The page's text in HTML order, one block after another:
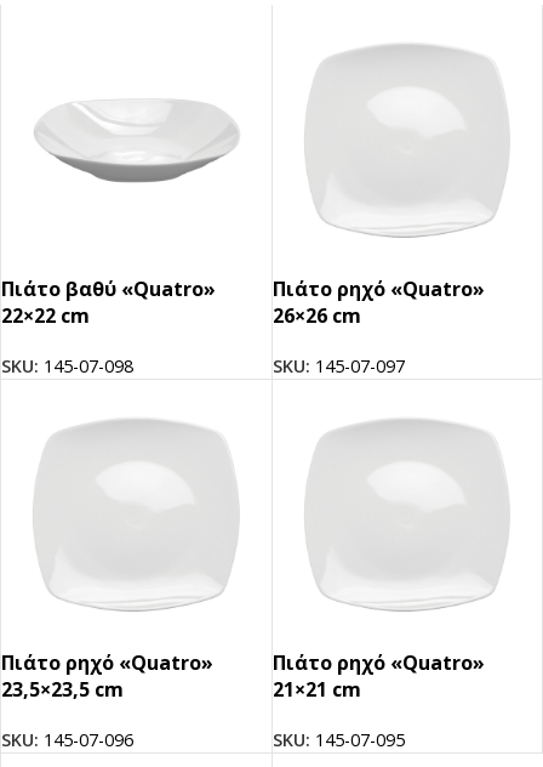
Πιάτο βαθύ «Quatro»
22×22 cm
SKU: 145-07-098
Πιάτο ρηχό «Quatro»
26×26 cm
SKU: 145-07-097
Πιάτο ρηχό «Quatro»
23,5×23,5 cm
SKU: 145-07-096
Πιάτο ρηχό «Quatro»
21×21 cm
SKU: 145-07-095